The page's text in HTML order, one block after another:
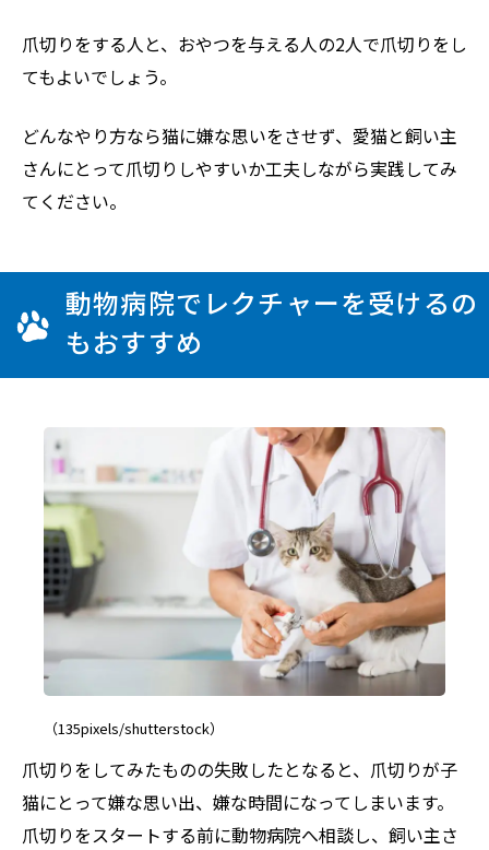
爪切りをする人と、おやつを与える人の2人で爪切りをし
てもよいでしょう。
どんなやり方なら猫に嫌な思いをさせず、愛猫と飼い主
さんにとって爪切りしやすいか工夫しながら実践してみ
てください。
動物病院でレクチャーを受けるの
もおすすめ
（135pixels/shutterstock）
爪切りをしてみたものの失敗したとなると、爪切りが子
猫にとって嫌な思い出、嫌な時間になってしまいます。
爪切りをスタートする前に動物病院へ相談し、飼い主さ